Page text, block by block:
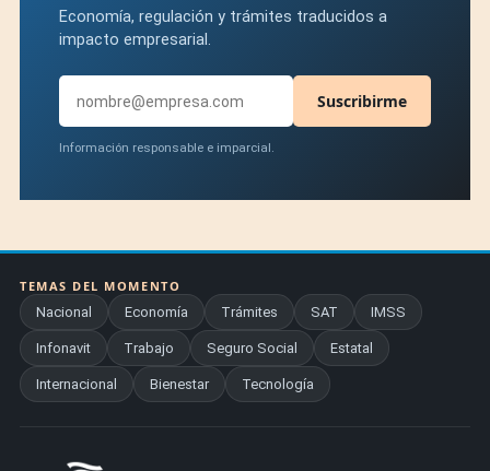
Economía, regulación y trámites traducidos a
impacto empresarial.
Suscribirme
Información responsable e imparcial.
TEMAS DEL MOMENTO
Nacional
Economía Trámites SAT IMSS
Infonavit Trabajo Seguro Social Estatal
Internacional Bienestar Tecnología